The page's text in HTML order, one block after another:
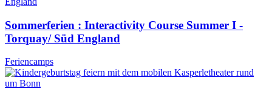
Sommerferien : Interactivity Course Summer I -
Torquay/ Süd England
Feriencamps